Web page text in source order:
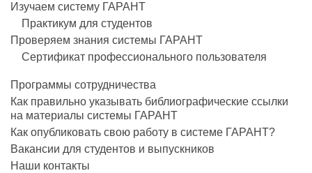
Изучаем систему ГАРАНТ
Практикум для студентов
Проверяем знания системы ГАРАНТ
Сертификат профессионального пользователя
Программы сотрудничества
Как правильно указывать библиографические ссылки
на материалы системы ГАРАНТ
Как опубликовать свою работу в системе ГАРАНТ?
Вакансии для студентов и выпускников
Наши контакты